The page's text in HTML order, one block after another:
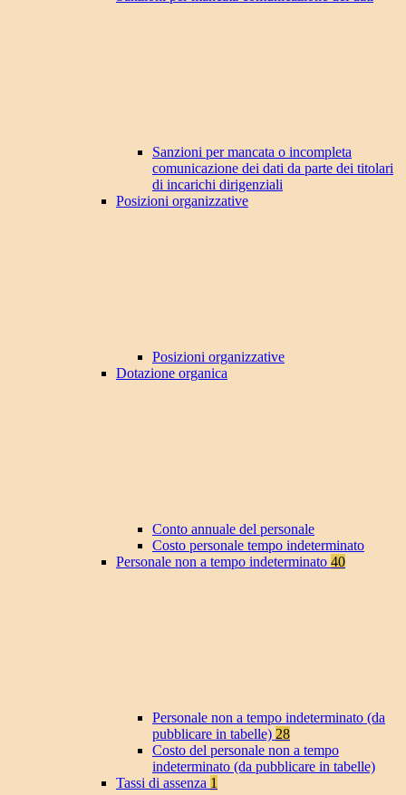
Sanzioni per mancata o incompleta
comunicazione dei dati da parte dei titolari
di incarichi dirigenziali
Posizioni organizzative
Posizioni organizzative
Dotazione organica
Conto annuale del personale
Costo personale tempo indeterminato
Personale non a tempo indeterminato 40
Personale non a tempo indeterminato (da
pubblicare in tabelle) 28
Costo del personale non a tempo
indeterminato (da pubblicare in tabelle)
Tassi di assenza 1